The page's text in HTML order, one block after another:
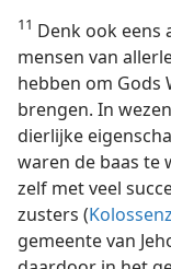
11 Denk ook eens
mensen van
hebben om
brengen. In
dierlijke
waren de baas te
zelf met veel
zusters (
gemeente van